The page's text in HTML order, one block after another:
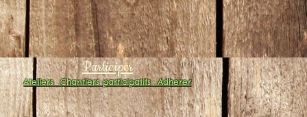
Participer
AteliersChantiers participatifsAdhérer